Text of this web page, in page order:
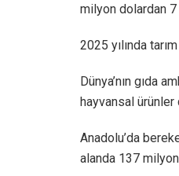
milyon dolardan
2025 yılında
Dünya’nın gıda
hayvansal ürünler
Anadolu’da
alanda 137